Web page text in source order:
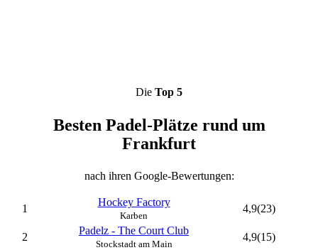
Die Top 5
Besten Padel-Plätze rund um
Frankfurt
nach ihren Google-Bewertungen:
1
Hockey Factory
Karben
4,9(23)
2
Padelz - The Court Club
Stockstadt am Main
4,9(15)